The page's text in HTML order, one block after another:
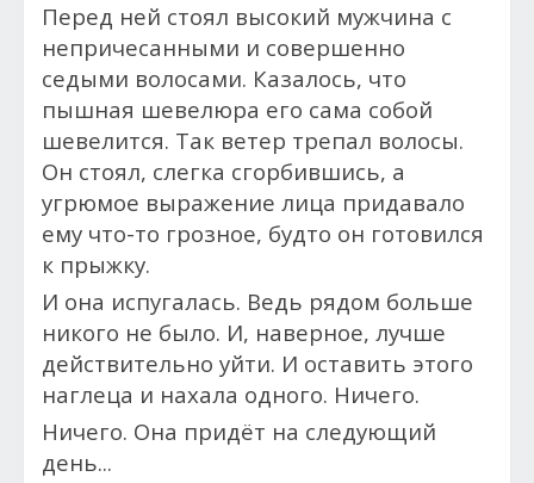
Перед ней стоял высокий мужчина с
непричесанными и совершенно
седыми волосами. Казалось, что
пышная шевелюра его сама собой
шевелится. Так ветер трепал волосы.
Он стоял, слегка сгорбившись, а
угрюмое выражение лица придавало
ему что-то грозное, будто он готовился
к прыжку.
И она испугалась. Ведь рядом больше
никого не было. И, наверное, лучше
действительно уйти. И оставить этого
наглеца и нахала одного. Ничего.
Ничего. Она придёт на следующий
день...